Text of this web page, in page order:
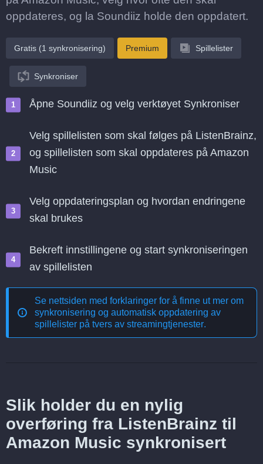
oppdateres, og la Soundiiz holde den oppdatert.
Gratis (1 synkronisering) Premium Spillelister
Synkroniser
Åpne Soundiiz og velg verktøyet Synkroniser
Velg spillelisten som skal følges på ListenBrainz,
og spillelisten som skal oppdateres på Amazon
Music
Velg oppdateringsplan og hvordan endringene
skal brukes
Bekreft innstillingene og start synkroniseringen
av spillelisten
Se nettsiden med forklaringer for å finne ut mer om
synkronisering og automatisk oppdatering av
spillelister på tvers av streamingtjenester.
Slik holder du en nylig
overføring fra ListenBrainz til
Amazon Music synkronisert